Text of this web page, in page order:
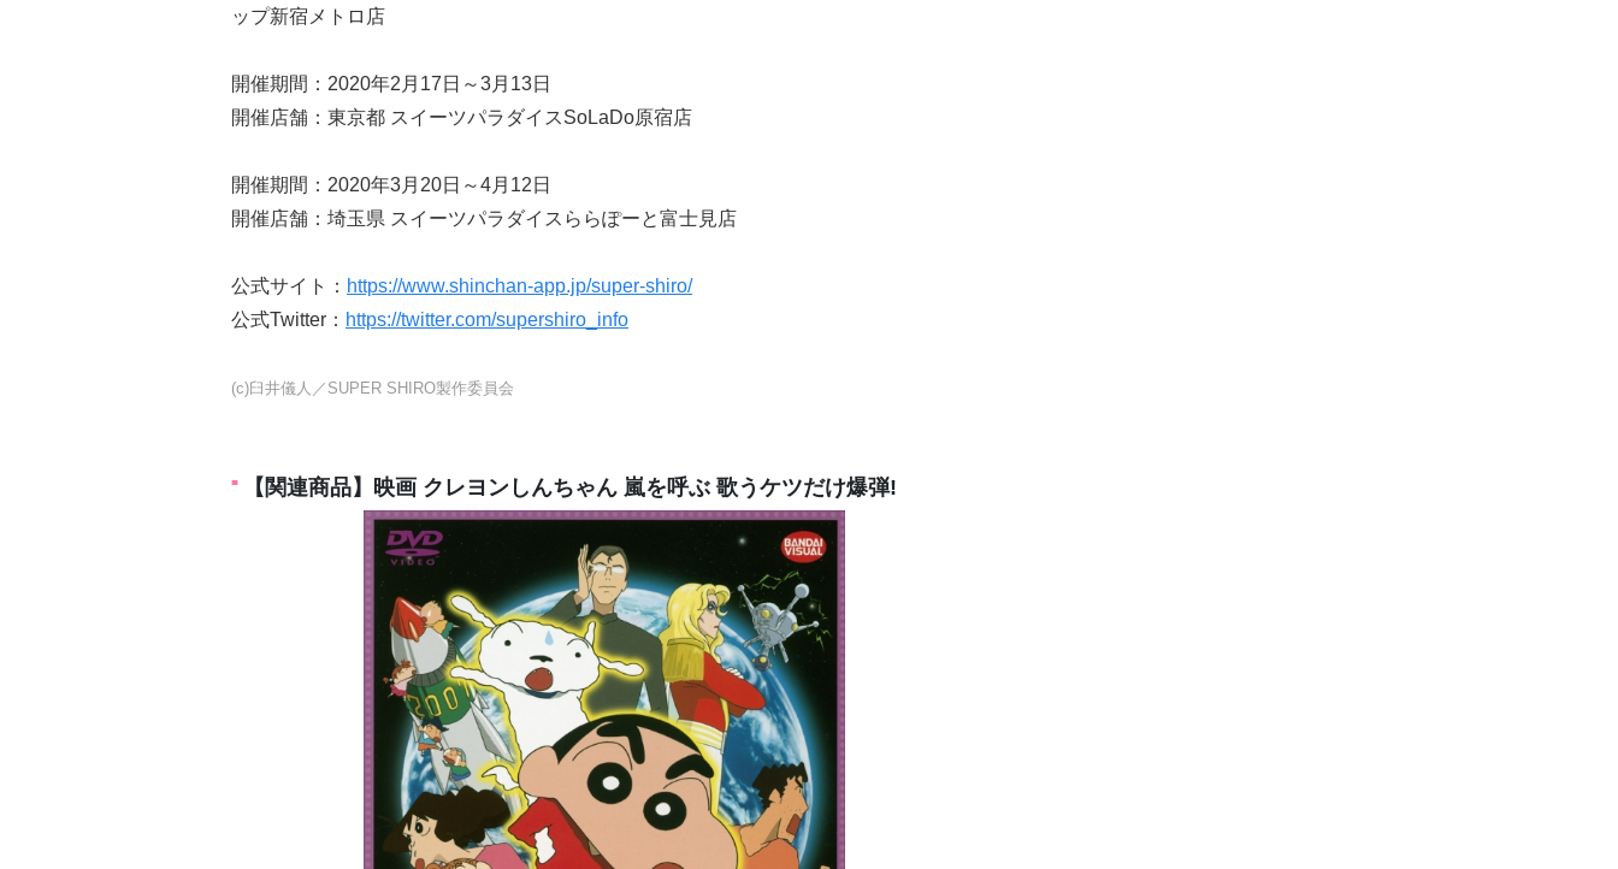
ップ新宿メトロ店
開催期間：2020年2月17日～3月13日
開催店舗：東京都 スイーツパラダイスSoLaDo原宿店
開催期間：2020年3月20日～4月12日
開催店舗：埼玉県 スイーツパラダイスららぽーと富士見店
公式サイト： https://www.shinchan-app.jp/super-shiro/
公式Twitter： https://twitter.com/supershiro_info
(c)臼井儀人／SUPER SHIRO製作委員会
【関連商品】映画 クレヨンしんちゃん 嵐を呼ぶ 歌うケツだけ爆弾!